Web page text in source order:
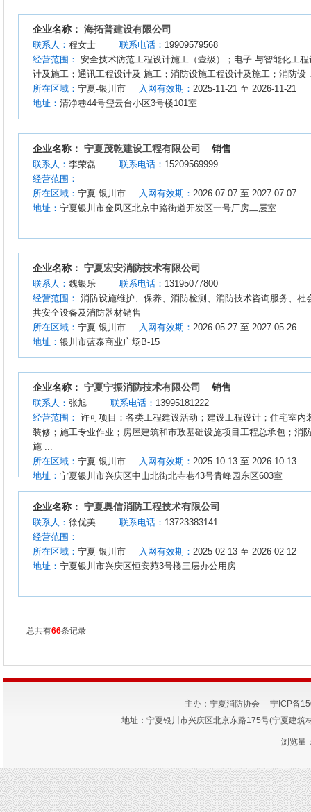
企业名称： 海拓普建设有限公司
联系人： 程女士 联系电话： 19909579568
经营范围：
安全技术防范工程设计施工（壹级）；电子 与智能化工程
计及施工；通讯工程设计及 施工；消防设施工程设计及施工；消防设
所在区域： 宁夏-银川市 入网有效期： 2025-11-21 至 2026-11-21
地址： 清净巷44号玺云台小区3号楼101室
企业名称： 宁夏茂乾建设工程有限公司 销售
联系人： 李荣磊 联系电话： 15209569999
经营范围：
所在区域： 宁夏-银川市 入网有效期： 2026-07-07 至 2027-07-07
地址： 宁夏银川市金凤区北京中路街道开发区一号厂房二层室
企业名称： 宁夏宏安消防技术有限公司
联系人： 魏银乐 联系电话： 13195077800
经营范围：
消防设施维护、保养、消防检测、消防技术咨询服务、社
共安全设备及消防器材销售
所在区域： 宁夏-银川市 入网有效期： 2026-05-27 至 2027-05-26
地址： 银川市蓝泰商业广场B-15
企业名称： 宁夏宁振消防技术有限公司 销售
联系人： 张旭 联系电话： 13995181222
经营范围：
许可项目：各类工程建设活动；建设工程设计；住宅室内
装修；施工专业作业；房屋建筑和市政基础设施项目工程总承包；消
施 ...
所在区域： 宁夏-银川市 入网有效期： 2025-10-13 至 2026-10-13
地址：宁夏银川市兴庆区中山北街北寺巷43号青峰园东区603室
企业名称： 宁夏奥信消防工程技术有限公司
联系人： 徐优美 联系电话： 13723383141
经营范围：
所在区域： 宁夏-银川市 入网有效期： 2025-02-13 至 2026-02-12
地址： 宁夏银川市兴庆区恒安苑3号楼三层办公用房
总共有66条记录
主办：宁夏消防协会宁ICP备
地址：宁夏银川市兴庆区北京东路175号(宁夏
浏览量